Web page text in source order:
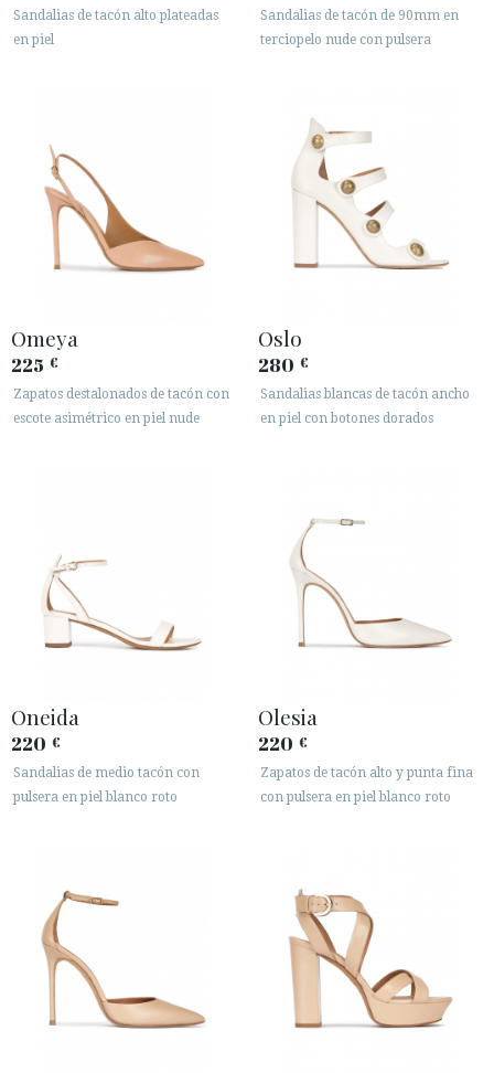
Sandalias de tacón alto plateadas
en piel
Sandalias de tacón de 90mm en
terciopelo nude con pulsera
Omeya
225 €
Zapatos destalonados de tacón con
escote asimétrico en piel nude
Oslo
280 €
Sandalias blancas de tacón ancho
en piel con botones dorados
Oneida
220 €
Sandalias de medio tacón con
pulsera en piel blanco roto
Olesia
220 €
Zapatos de tacón alto y punta fina
con pulsera en piel blanco roto